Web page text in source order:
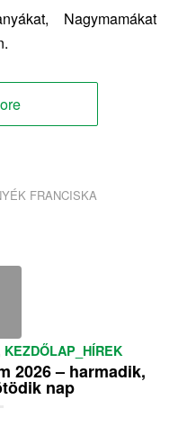
Nagymamákat
FRANCISKA
KEZDŐLAP_HÍREK
2026 – harmadik,
nap